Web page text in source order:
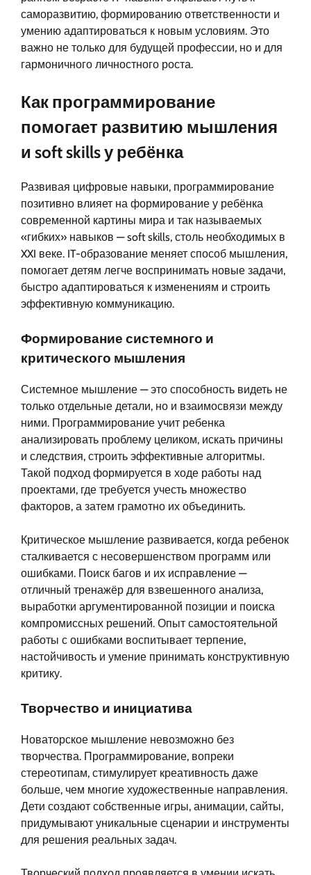
саморазвитию, формированию ответственности и
умению адаптироваться к новым условиям. Это
важно не только для будущей профессии, но и для
гармоничного личностного роста.
Как программирование
помогает развитию мышления
и soft skills у ребёнка
Развивая цифровые навыки, программирование
позитивно влияет на формирование у ребёнка
современной картины мира и так называемых
«гибких» навыков — soft skills, столь необходимых в
XXI веке. IT-образование меняет способ мышления,
помогает детям легче воспринимать новые задачи,
быстро адаптироваться к изменениям и строить
эффективную коммуникацию.
Формирование системного и
критического мышления
Системное мышление — это способность видеть не
только отдельные детали, но и взаимосвязи между
ними. Программирование учит ребенка
анализировать проблему целиком, искать причины
и следствия, строить эффективные алгоритмы.
Такой подход формируется в ходе работы над
проектами, где требуется учесть множество
факторов, а затем грамотно их объединить.
Критическое мышление развивается, когда ребенок
сталкивается с несовершенством программ или
ошибками. Поиск багов и их исправление —
отличный тренажёр для взвешенного анализа,
выработки аргументированной позиции и поиска
компромиссных решений. Опыт самостоятельной
работы с ошибками воспитывает терпение,
настойчивость и умение принимать конструктивную
критику.
Творчество и инициатива
Новаторское мышление невозможно без
творчества. Программирование, вопреки
стереотипам, стимулирует креативность даже
больше, чем многие художественные направления.
Дети создают собственные игры, анимации, сайты,
придумывают уникальные сценарии и инструменты
для решения реальных задач.